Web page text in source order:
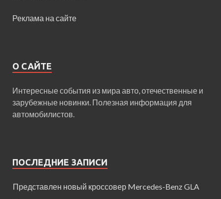
Реклама на сайте
О САЙТЕ
Интересные события из мира авто, отечественные и
зарубежные новинки. Полезная информация для
автомобилистов.
ПОСЛЕДНИЕ ЗАПИСИ
Представлен новый кроссовер Mercedes-Benz GLA